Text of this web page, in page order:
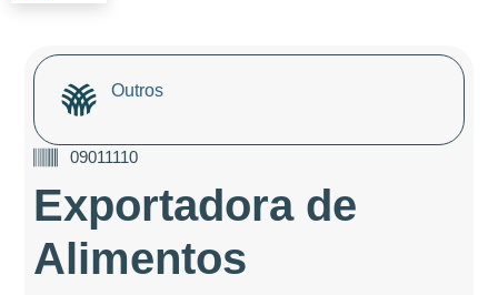
Outros
09011110
Exportadora de
Alimentos